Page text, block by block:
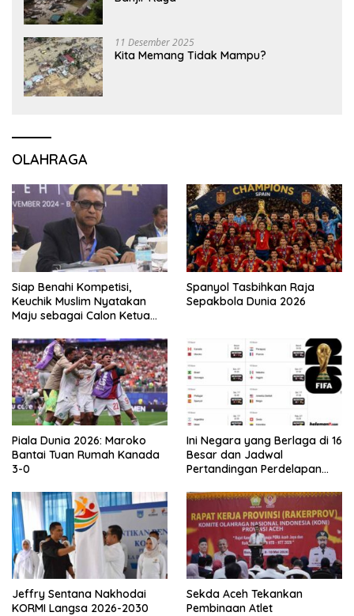
11 Desember 2025
Kita Memang Tidak Mampu?
OLAHRAGA
Siap Benahi Kompetisi,
Keuchik Muslim Nyatakan
Maju sebagai Calon Ketua
Spanyol Tasbihkan Raja
Sepakbola Dunia 2026
Piala Dunia 2026: Maroko
Bantai Tuan Rumah Kanada
3-0
Ini Negara yang Berlaga di 16
Besar dan Jadwal
Pertandingan Perdelapan
Jeffry Sentana Nakhodai
KORMI Langsa 2026-2030
Sekda Aceh Tekankan
Pembinaan Atlet